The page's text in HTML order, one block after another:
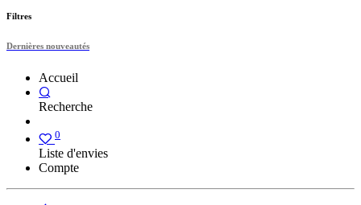
Filtres
Dernières nouveautés
Accueil
Recherche
0
Liste d'envies
Compte